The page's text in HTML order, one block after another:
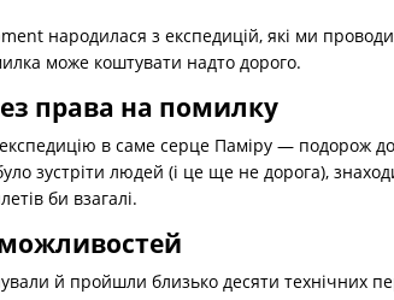
народилася з експедицій, які ми
може коштувати надто дорого.
права на помилку
в саме серце Паміру — подорож
зустріти людей (і це ще не дорога),
би взагалі.
й пройшли близько десяти технічних